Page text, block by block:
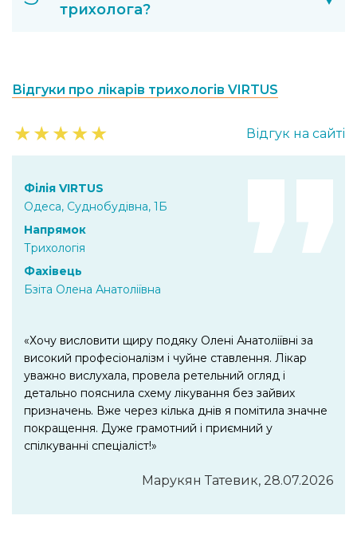
трихолога?
Відгуки про лікарів трихологів VIRTUS
★★★★★ Відгук на сайті
Філія VIRTUS
Одеса, Суднобудівна, 1Б
Напрямок
Трихологія
Фахівець
Бзіта Олена Анатоліївна
«Хочу висловити щиру подяку Олені Анатоліївні за
високий професіоналізм і чуйне ставлення. Лікар
уважно вислухала, провела ретельний огляд і
детально пояснила схему лікування без зайвих
призначень. Вже через кілька днів я помітила значне
покращення. Дуже грамотний і приємний у
спілкуванні спеціаліст!»
Марукян Татевик, 28.07.2026